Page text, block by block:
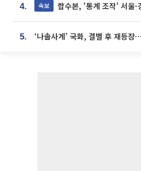
4. 속보 합수본, '통계 조작' 서울·경기·충북 선
5.